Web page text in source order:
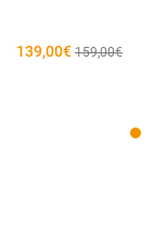
139,00€ 159,00€